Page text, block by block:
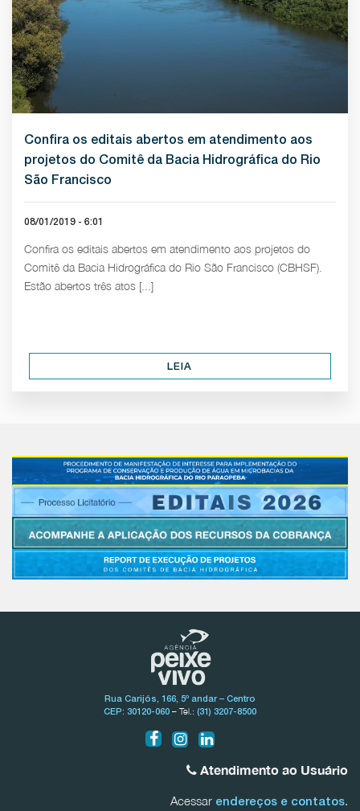
Confira os editais abertos em atendimento aos
projetos do Comitê da Bacia Hidrográfica do Rio
São Francisco
08/01/2019 - 6:01
Confira os editais abertos em atendimento aos projetos do
Comitê da Bacia Hidrográfica do Rio São Francisco (CBHSF).
Estão abertos três atos [...]
LEIA
Rua Carijós, 166, 5º andar – Centro
CEP: 30120-060 – Tel.: (31) 3207-8500
Atendimento ao Usuário
Acessar endereços e contatos.